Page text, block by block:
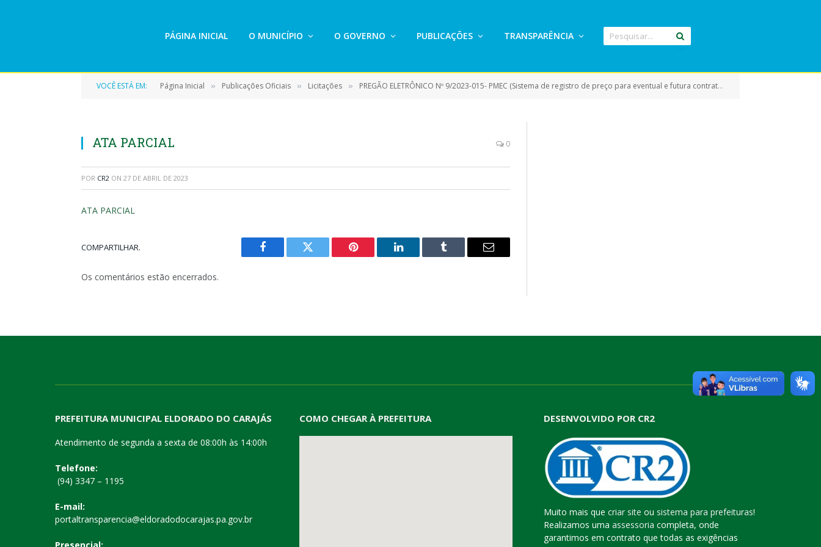
PÁGINA INICIAL O MUNICÍPIO O GOVERNO PUBLICAÇÕES TRANSPARÊNCIA
VOCÊ ESTÁ EM: Página Inicial » Publicações Oficiais » Licitações » PREGÃO ELETRÔNICO Nº 9/2023-015- PMEC (Sistema de registro de preço para eventual e futura contratação de empresa para prestação de serviço de locação de maquinas pesadas e caminhões micro-ônibus e demais veículos e entre outros)
ATA PARCIAL 0
POR CR2 ON 27 DE ABRIL DE 2023
ATA PARCIAL
COMPARTILHAR.
Facebook Twitter Pinterest LinkedIn Tumblr
E-
Os comentários estão encerrados.
PREFEITURA MUNICIPAL ELDORADO DO CARAJÁS
Atendimento de segunda a sexta de 08:00h às 14:00h
Telefone:
(94) 3347 – 1195
E-mail:
portaltransparencia@eldoradodocarajas.pa.gov.br
COMO CHEGAR À PREFEITURA DESENVOLVIDO POR CR2
Muito mais que criar site ou sistema para prefeituras!
Realizamos uma assessoria completa, onde
garantimos em contrato que todas as exigências